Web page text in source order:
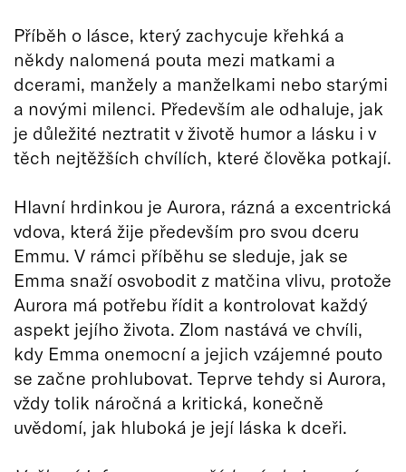
Příběh o lásce, který zachycuje křehká a
někdy nalomená pouta mezi matkami a
dcerami, manžely a manželkami nebo starými
a novými milenci. Především ale odhaluje, jak
je důležité neztratit v životě humor a lásku i v
těch nejtěžších chvílích, které člověka potkají.
Hlavní hrdinkou je Aurora, rázná a excentrická
vdova, která žije především pro svou dceru
Emmu. V rámci příběhu se sleduje, jak se
Emma snaží osvobodit z matčina vlivu, protože
Aurora má potřebu řídit a kontrolovat každý
aspekt jejího života. Zlom nastává ve chvíli,
kdy Emma onemocní a jejich vzájemné pouto
se začne prohlubovat. Teprve tehdy si Aurora,
vždy tolik náročná a kritická, konečně
uvědomí, jak hluboká je její láska k dceři.